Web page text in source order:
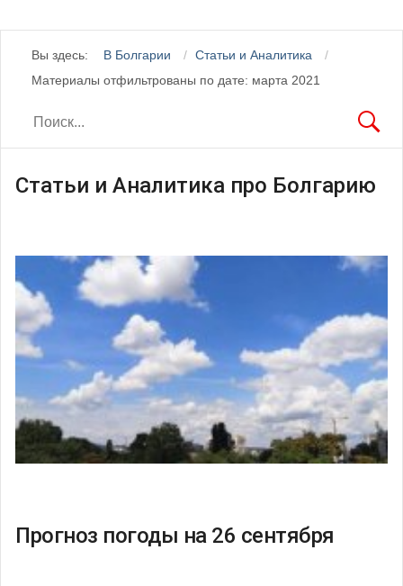
Вы здесь: В Болгарии
Статьи и Аналитика
Материалы отфильтрованы по дате: марта 2021
Статьи и Аналитика про Болгарию
Прогноз погоды на 26 сентября